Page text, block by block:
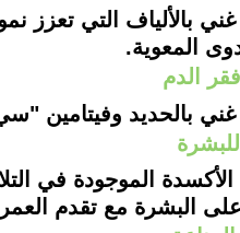
بالألياف التي تعزز
المعوية.
بالحديد وفيتامين
الموجودة في
على البشرة مع تقدم